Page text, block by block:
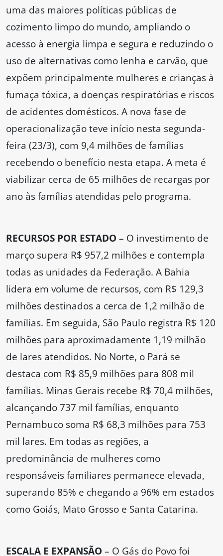
uma das maiores políticas públicas de
cozimento limpo do mundo, ampliando o
acesso à energia limpa e segura e reduzindo o
uso de alternativas como lenha e carvão, que
expõem principalmente mulheres e crianças à
fumaça tóxica, a doenças respiratórias e riscos
de acidentes domésticos. A nova fase de
operacionalização teve início nesta segunda-
feira (23/3), com 9,4 milhões de famílias
recebendo o benefício nesta etapa. A meta é
viabilizar cerca de 65 milhões de recargas por
ano às famílias atendidas pelo programa.
RECURSOS POR ESTADO – O investimento de
março supera R$ 957,2 milhões e contempla
todas as unidades da Federação. A Bahia
lidera em volume de recursos, com R$ 129,3
milhões destinados a cerca de 1,2 milhão de
famílias. Em seguida, São Paulo registra R$ 120
milhões para aproximadamente 1,19 milhão
de lares atendidos. No Norte, o Pará se
destaca com R$ 85,9 milhões para 808 mil
famílias. Minas Gerais recebe R$ 70,4 milhões,
alcançando 737 mil famílias, enquanto
Pernambuco soma R$ 68,3 milhões para 753
mil lares. Em todas as regiões, a
predominância de mulheres como
responsáveis familiares permanece elevada,
superando 85% e chegando a 96% em estados
como Goiás, Mato Grosso e Santa Catarina.
ESCALA E EXPANSÃO – O Gás do Povo foi